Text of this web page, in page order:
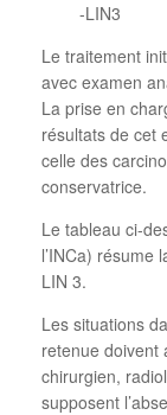
-LIN3
Le traitement
avec examen
La prise en
résultats de cet
celle des
conservatrice.
Le tableau ci-
l’INCa) résume
LIN 3.
Les situations
retenue doivent
chirurgien,
supposent